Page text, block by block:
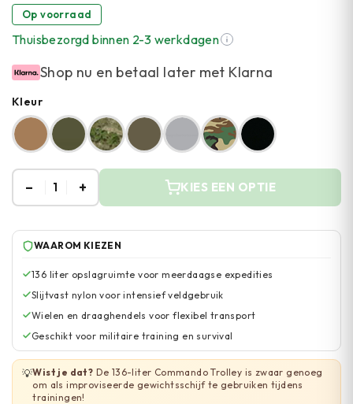
Op voorraad
Thuisbezorgd binnen 2-3 werkdagen
Shop nu en betaal later met Klarna
Kleur
– 1 + KIES EEN OPTIE
WAAROM KIEZEN
136 liter opslagruimte voor meerdaagse expedities
Slijtvast nylon voor intensief veldgebruik
Wielen en draaghendels voor flexibel transport
Geschikt voor militaire training en survival
💡Wist je dat? De 136-liter Commando Trolley is zwaar genoeg
om als improviseerde gewichtsschijf te gebruiken tijdens
trainingen!